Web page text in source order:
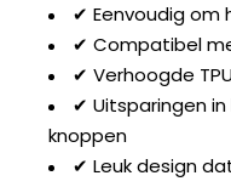
✔ Eenvoudig
✔ Compatibel
✔ Verhoogde
✔ Uitsparingen
knoppen
✔ Leuk design